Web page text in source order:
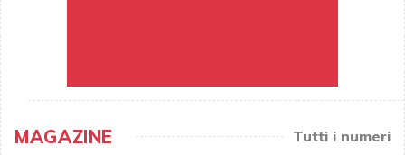
MAGAZINE Tutti i numeri